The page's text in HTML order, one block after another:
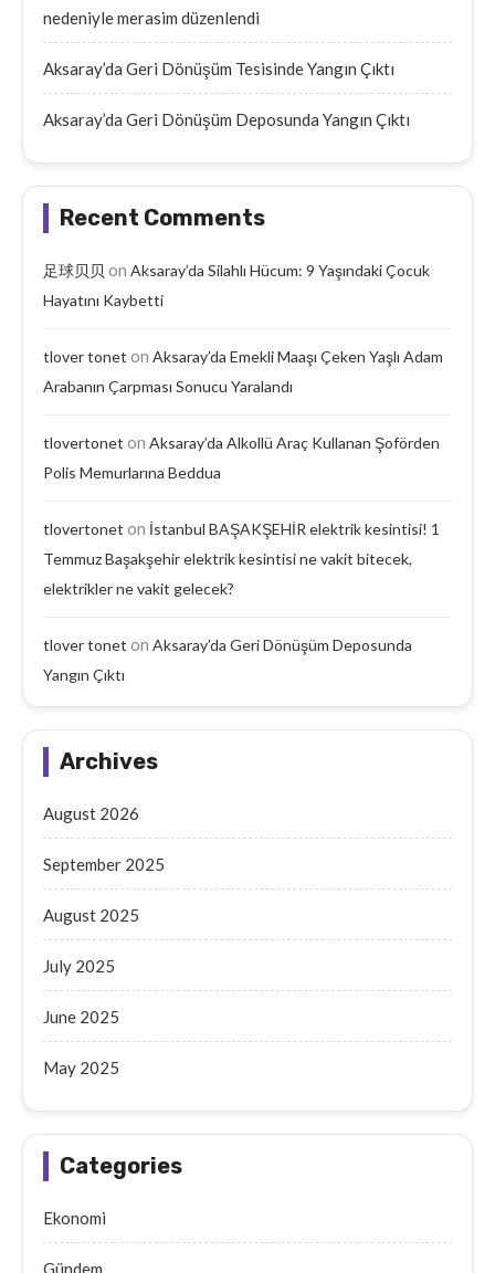
nedeniyle merasim düzenlendi
Aksaray’da Geri Dönüşüm Tesisinde Yangın Çıktı
Aksaray’da Geri Dönüşüm Deposunda Yangın Çıktı
Recent Comments
足球贝贝 on Aksaray’da Silahlı Hücum: 9 Yaşındaki Çocuk
Hayatını Kaybetti
tlover tonet on Aksaray’da Emekli Maaşı Çeken Yaşlı Adam
Arabanın Çarpması Sonucu Yaralandı
tlovertonet on Aksaray’da Alkollü Araç Kullanan Şoförden
Polis Memurlarına Beddua
tlovertonet on İstanbul BAŞAKŞEHİR elektrik kesintisi! 1
Temmuz Başakşehir elektrik kesintisi ne vakit bitecek,
elektrikler ne vakit gelecek?
tlover tonet on Aksaray’da Geri Dönüşüm Deposunda
Yangın Çıktı
Archives
August 2026
September 2025
August 2025
July 2025
June 2025
May 2025
Categories
Ekonomi
Gündem